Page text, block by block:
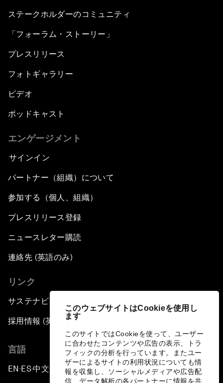
このウェブサイトはCookieを使用し
ます
このサイトではCookieを使って、ユーザー
に合わせたコンテンツや広告の表示、トラ
フィックの分析を行っています。またユー
ザーによるサイトの利用状況についても情
報を収集し、ソーシャルメディアや広告配
信、データ解析の各パートナーに情報を共
ステークホルダーのコミュニティ
「フォーラム・ストーリー」
プレスリリース
フォトギャラリー
ビデオ
ポッドキャスト
エンゲージメント
サインイン
パートナー（組織）について
参加する（個人、組織）
プレスリリース登録
ニュースレター購読
連絡先 (英語のみ)
リンク
サステナビリティへの取り組み
採用情報 (英語のみ)
言語
EN ▪ ES▪中文▪ 日本語